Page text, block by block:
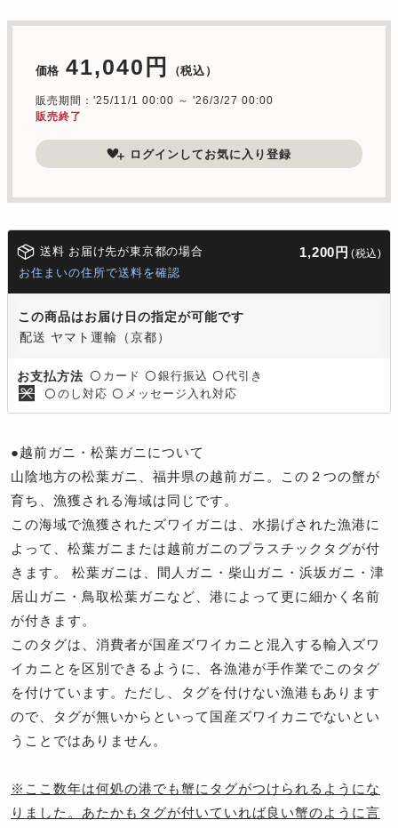
価格 41,040円 （税込）
販売期間：'25/11/1 00:00 ～ '26/3/27 00:00
販売終了
ログインしてお気に入り登録
送料 お届け先が東京都の場合 1,200円 (税込)
お住まいの住所で送料を確認
この商品はお届け日の指定が可能です
配送 ヤマト運輸（京都）
お支払方法 〇 カード 〇 銀行振込 〇 代引き
〇 のし対応 〇 メッセージ入れ対応
●越前ガニ・松葉ガニについて
山陰地方の松葉ガニ、福井県の越前ガニ。この２つの蟹が
育ち、漁獲される海域は同じです。
この海域で漁獲されたズワイガニは、水揚げされた漁港に
よって、松葉ガニまたは越前ガニのプラスチックタグが付
きます。 松葉ガニは、間人ガニ・柴山ガニ・浜坂ガニ・津
居山ガニ・鳥取松葉ガニなど、港によって更に細かく名前
が付きます。
このタグは、消費者が国産ズワイカニと混入する輸入ズワ
イカニとを区別できるように、各漁港が手作業でこのタグ
を付けています。ただし、タグを付けない漁港もあります
ので、タグが無いからといって国産ズワイカニでないとい
うことではありません。
※ここ数年は何処の港でも蟹にタグがつけられるようにな
りました。あたかもタグが付いていれば良い蟹のように言